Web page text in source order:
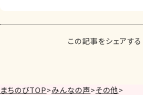
この記事をシェアする
まちのびTOP>みんなの声>その他>